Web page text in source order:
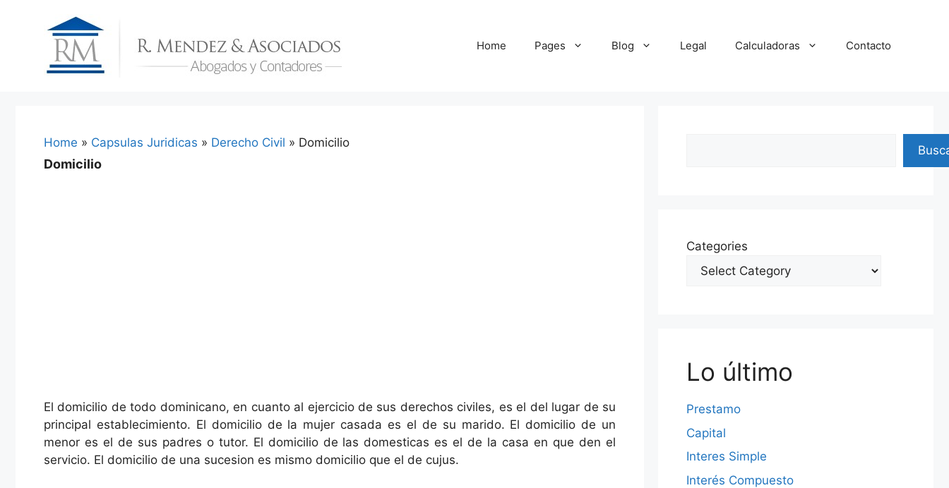
Home Pages Blog Legal Calculadoras Contacto
Home » Capsulas Juridicas » Derecho Civil » Domicilio
Domicilio
El domicilio de todo dominicano, en cuanto al ejercicio de sus derechos civiles, es el del lugar de su
principal establecimiento. El domicilio de la mujer casada es el de su marido. El domicilio de un
menor es el de sus padres o tutor. El domicilio de las domesticas es el de la casa en que den el
servicio. El domicilio de una sucesion es mismo domicilio que el de cujus.
Categories
Lo último
Prestamo
Capital
Interes Simple
Interés Compuesto